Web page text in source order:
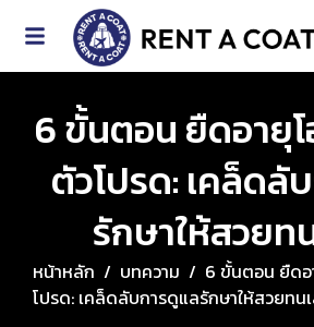
6 ขั้นตอน ยืดอายุโ
ตัวโปรด: เคล็ดลั
รักษาให้สวยท
หน้าหลัก / บทความ / 6 ขั้นตอน ยืดอ
โปรด: เคล็ดลับการดูแลรักษาให้สวยทน